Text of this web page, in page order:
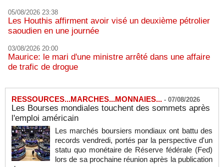
05/08/2026 23:38
Les Houthis affirment avoir visé un deuxième pétrolier
saoudien en une journée
03/08/2026 20:00
Maurice: le mari d'une ministre arrêté dans une affaire
de trafic de drogue
RESSOURCES...MARCHES...MONNAIES... - 07/08/2026
Les Bourses mondiales touchent des sommets après
l'emploi américain
Les marchés boursiers mondiaux ont battu des
records vendredi, portés par la perspective d'un
statu quo monétaire de Réserve fédérale (Fed)
lors de sa prochaine réunion après la publication